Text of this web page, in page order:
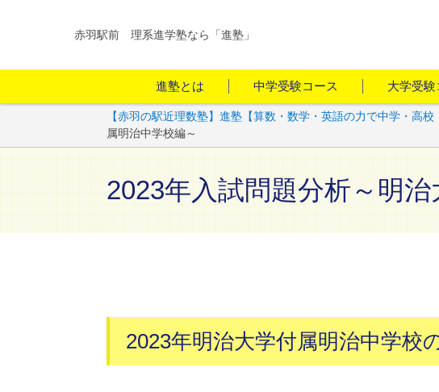
赤羽駅前 理系進学塾なら「進塾」
進塾とは 中学受験コース 大学受験
【赤羽の駅近理数塾】進塾【算数・数学・英語の力で中学・高校
属明治中学校編～
2023年入試問題分析～明
2023年明治大学付属明治中学校